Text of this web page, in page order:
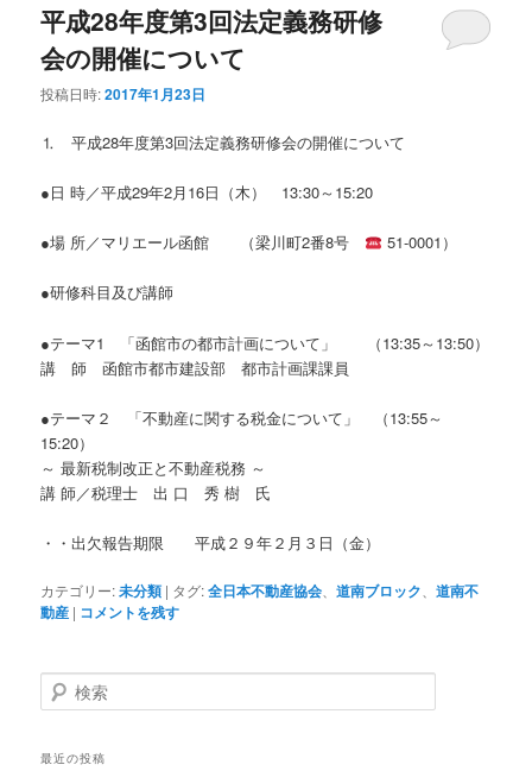
平成28年度第3回法定義務研修
会の開催について
投稿日時:2017年1月23日
⒈ 平成28年度第3回法定義務研修会の開催について
●日 時／平成29年2月16日（木） 13:30～15:20
●場 所／マリエール函館 （梁川町2番8号 51-0001）
●研修科目及び講師
●テーマ1 「函館市の都市計画について」 （13:35～13:50）
講 師 函館市都市建設部 都市計画課課員
●テーマ２ 「不動産に関する税金について」 （13:55～
15:20）
～ 最新税制改正と不動産税務 ～
講 師／税理士 出 口 秀 樹 氏
・・出欠報告期限 平成２９年２月３日（金）
カテゴリー:未分類 | タグ:全日本不動産協会 、道南ブロック 、道南不
動産 | コメントを残す
検
索
最近の投稿